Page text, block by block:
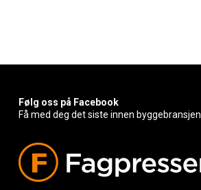
Følg oss på Facebook
Få med deg det siste innen byggebransjen